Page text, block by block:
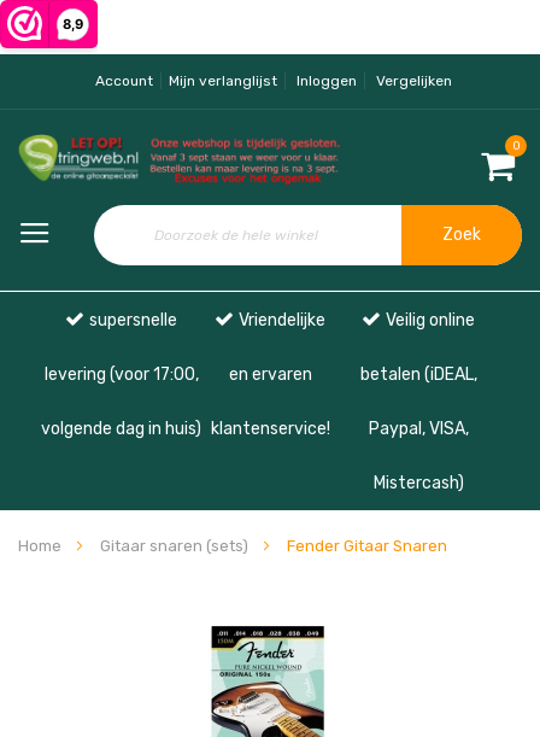
Account Mijn verlanglijst Inloggen Vergelijken
0
Zoek
supersnelle
levering (voor 17:00,
volgende dag in huis)
Vriendelijke
en ervaren
klantenservice!
Veilig online
betalen (iDEAL,
Paypal, VISA,
Mistercash)
Home Gitaar snaren (sets) Fender Gitaar Snaren